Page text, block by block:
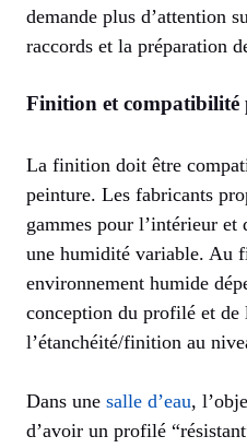
demande plus d’attention
raccords et la préparation
Finition et compatibilité
La finition doit être
peinture. Les fabricants
gammes pour l’intérieur et
une humidité variable. Au
environnement humide
conception du profilé et de
l’étanchéité/finition au
Dans une salle d’eau,
d’avoir un profilé